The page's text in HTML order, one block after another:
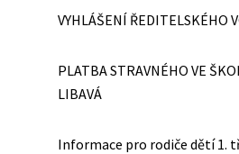
VYHLÁŠENÍ ŘEDITELSKÉHO
PLATBA STRAVNÉHO VE
LIBAVÁ
Informace pro rodiče dětí 1.